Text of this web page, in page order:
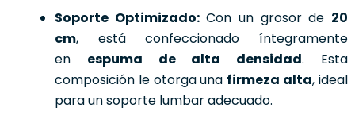
Soporte Optimizado:Con un grosor de 20
cm, está confeccionado íntegramente
en espuma de alta densidad. Esta
composición le otorga una firmeza alta, ideal
para un soporte lumbar adecuado.